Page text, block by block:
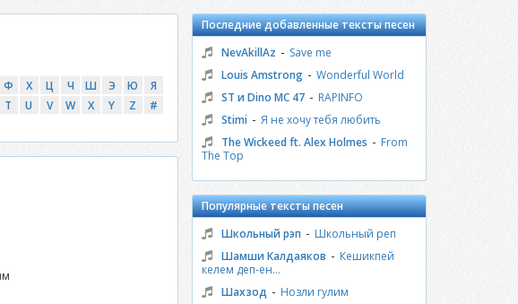
Ф Х Ц Ч Ш Э Ю
Я
T U V W X Y Z #
Последние добавленные тексты песен
NevAkillAz - Save me
Louis Amstrong - Wonderful World
ST и Dino MC 47 - RAPINFO
Stimi - Я не хочу тебя любить
The Wickeed ft. Alex Holmes - From
The Top
Популярные тексты песен
Школьный рэп - Школьный реп
Шамши Калдаяков - Кешикпей
келем деп-ен...
Шахзод - Нозли гулим